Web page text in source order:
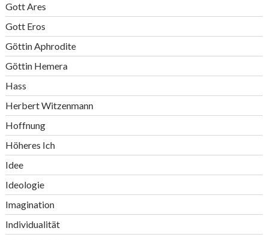
Gott Ares
Gott Eros
Göttin Aphrodite
Göttin Hemera
Hass
Herbert Witzenmann
Hoffnung
Höheres Ich
Idee
Ideologie
Imagination
Individualität